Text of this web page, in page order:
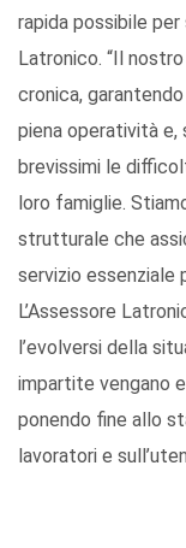
rapida possibile
Latronico. “Il
cronica,
piena operatività
brevissimi le
loro famiglie.
strutturale che
servizio essenziale
L’Assessore
l’evolversi della
impartite vengano
ponendo fine allo
lavoratori e